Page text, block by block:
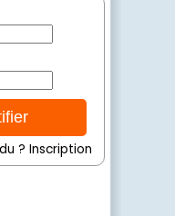
? Inscription